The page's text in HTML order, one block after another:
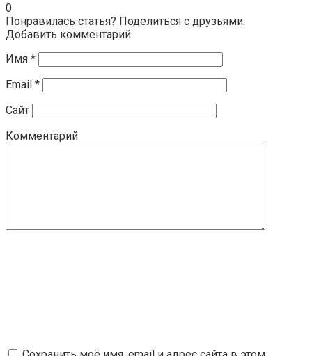
0
Понравилась статья? Поделиться с друзьями:
Добавить комментарий
Имя *
Email *
Сайт
Комментарий